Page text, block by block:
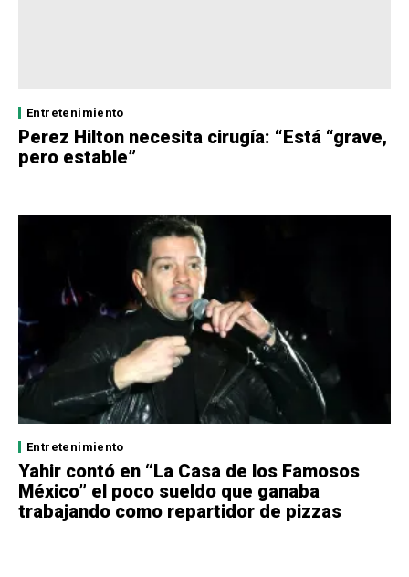
Entretenimiento
Perez Hilton necesita cirugía: “Está “grave,
pero estable”
Entretenimiento
Yahir contó en “La Casa de los Famosos
México” el poco sueldo que ganaba
trabajando como repartidor de pizzas